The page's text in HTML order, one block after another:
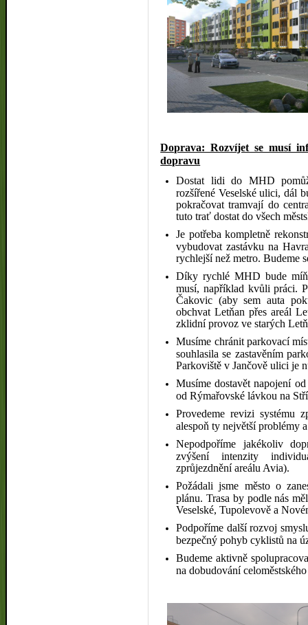
Doprava: Rozvíjet se musí
dopravu
Dostat lidi do MHD
rozšířené Veselské ulici, dál
pokračovat tramvají do
tuto trať dostat do všech
Je potřeba kompletně
vybudovat zastávku na
rychlejší než metro. Budeme
Díky rychlé MHD bude
musí, například kvůli práci.
Čakovic (aby sem auta
obchvat Letňan přes areál
zklidní provoz ve starých
Musíme chránit parkovací
souhlasila se zastavěním
Parkoviště v Jančově ulici je
Musíme dostavět napojení
od Rýmařovské lávkou na
Provedeme revizi systému
alespoň ty největší problémy
Nepodpoříme jakékoliv
zvýšení intenzity
zprůjezdnění areálu Avia).
Požádali jsme město o
plánu. Trasa by podle nás
Veselské, Tupolevově a
Podpoříme další rozvoj
bezpečný pohyb cyklistů na
Budeme aktivně
na dobudování